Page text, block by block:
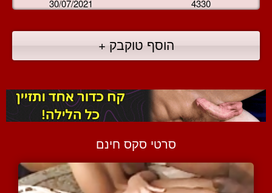
30/07/2021 4330
הוסף טוקבק +
סרטי סקס חינם